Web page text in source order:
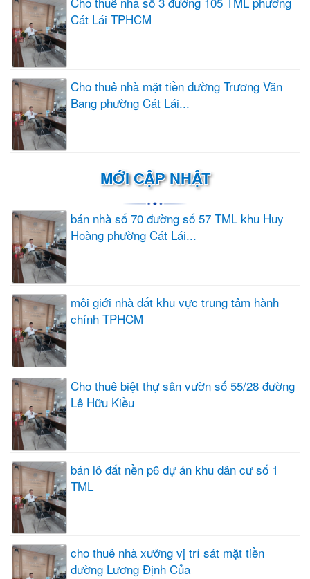
Cát Lái TPHCM
Cho thuê nhà mặt tiền đường Trương Văn
Bang phường Cát Lái...
MỚI CẬP NHẬT
bán nhà số 70 đường số 57 TML khu Huy
Hoàng phường Cát Lái...
môi giới nhà đất khu vực trung tâm hành
chính TPHCM
Cho thuê biệt thự sân vườn số 55/28 đường
Lê Hữu Kiều
bán lô đất nền p6 dự án khu dân cư số 1
TML
cho thuê nhà xưởng vị trí sát mặt tiền
đường Lương Định Của